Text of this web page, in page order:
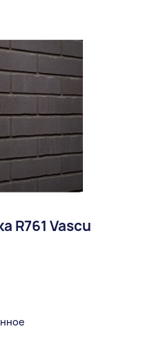
R761 Vascu